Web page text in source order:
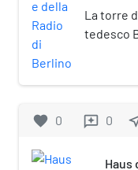
La torre
tedesco
dei più
di
favorite 0 reviews 0
Haus